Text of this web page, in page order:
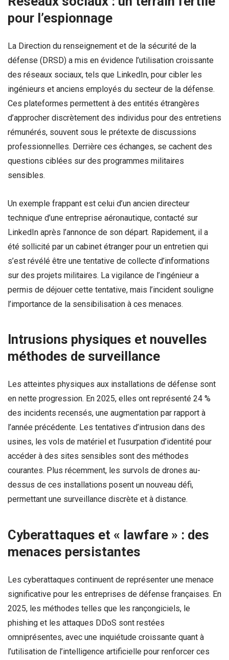
pour l’espionnage
La Direction du renseignement et de la sécurité de la
défense (DRSD) a mis en évidence l’utilisation croissante
des réseaux sociaux, tels que LinkedIn, pour cibler les
ingénieurs et anciens employés du secteur de la défense.
Ces plateformes permettent à des entités étrangères
d’approcher discrètement des individus pour des entretiens
rémunérés, souvent sous le prétexte de discussions
professionnelles. Derrière ces échanges, se cachent des
questions ciblées sur des programmes militaires
sensibles.
Un exemple frappant est celui d’un ancien directeur
technique d’une entreprise aéronautique, contacté sur
LinkedIn après l’annonce de son départ. Rapidement, il a
été sollicité par un cabinet étranger pour un entretien qui
s’est révélé être une tentative de collecte d’informations
sur des projets militaires. La vigilance de l’ingénieur a
permis de déjouer cette tentative, mais l’incident souligne
l’importance de la sensibilisation à ces menaces.
Intrusions physiques et nouvelles
méthodes de surveillance
Les atteintes physiques aux installations de défense sont
en nette progression. En 2025, elles ont représenté 24 %
des incidents recensés, une augmentation par rapport à
l’année précédente. Les tentatives d’intrusion dans des
usines, les vols de matériel et l’usurpation d’identité pour
accéder à des sites sensibles sont des méthodes
courantes. Plus récemment, les survols de drones au-
dessus de ces installations posent un nouveau défi,
permettant une surveillance discrète et à distance.
Cyberattaques et « lawfare » : des
menaces persistantes
Les cyberattaques continuent de représenter une menace
significative pour les entreprises de défense françaises. En
2025, les méthodes telles que les rançongiciels, le
phishing et les attaques DDoS sont restées
omniprésentes, avec une inquiétude croissante quant à
l’utilisation de l’intelligence artificielle pour renforcer ces